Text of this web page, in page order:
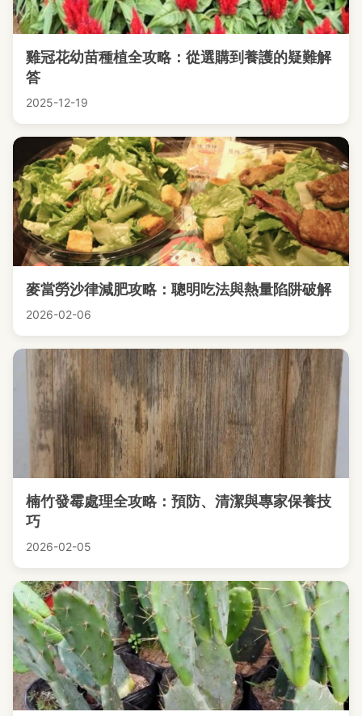
雞冠花幼苗種植全攻略：從選購到養護的疑難解
答
2025-12-19
麥當勞沙律減肥攻略：聰明吃法與熱量陷阱破解
2026-02-06
楠竹發霉處理全攻略：預防、清潔與專家保養技
巧
2026-02-05